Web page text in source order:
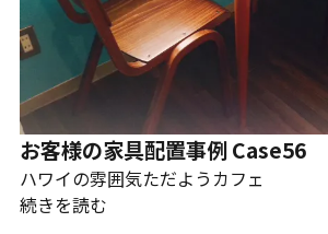
お客様の家具配置事例 Case56
ハワイの雰囲気ただようカフェ
続きを読む